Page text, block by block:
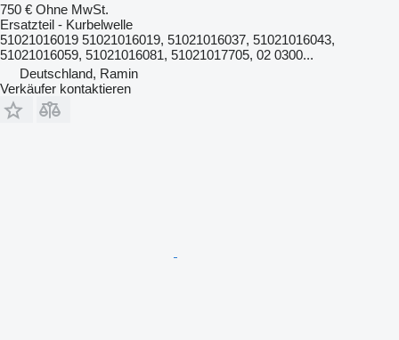
750 € Ohne MwSt.
Ersatzteil - Kurbelwelle
51021016019 51021016019, 51021016037, 51021016043,
51021016059, 51021016081, 51021017705, 02 0300...
Deutschland, Ramin
Verkäufer kontaktieren